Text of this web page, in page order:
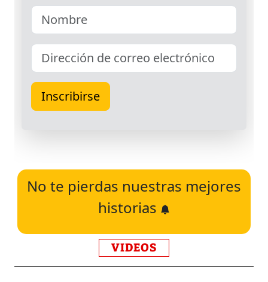
No te pierdas nuestras mejores
historias
VIDEOS